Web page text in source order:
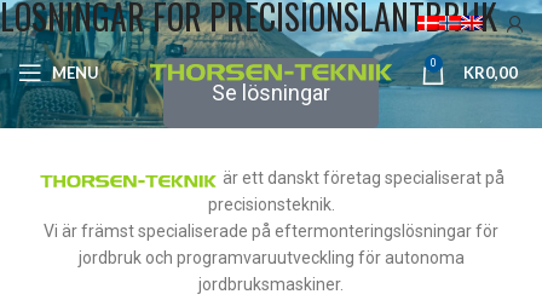
MENU 0 KR0,00
LÖSNINGAR FÖR PRECISIONSLANTBRUK
Se lösningar
är ett danskt företag specialiserat på
precisionsteknik.
Vi är främst specialiserade på eftermonteringslösningar för
jordbruk och programvaruutveckling för autonoma
jordbruksmaskiner.